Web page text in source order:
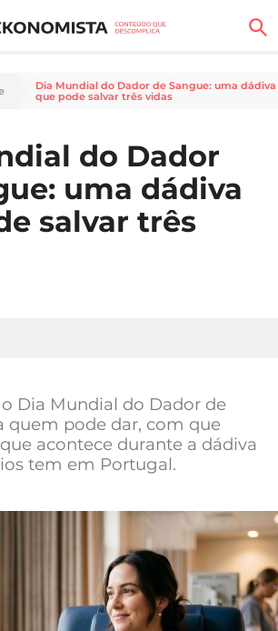
Pessoais
2026
Dia Mundial do Dador de Sangue: uma dádiva
que pode salvar três vidas
do Dador
uma dádiva
salvar três
Dia Mundial do Dador de
quem pode dar, com que
acontece durante a dádiva
tem em Portugal.